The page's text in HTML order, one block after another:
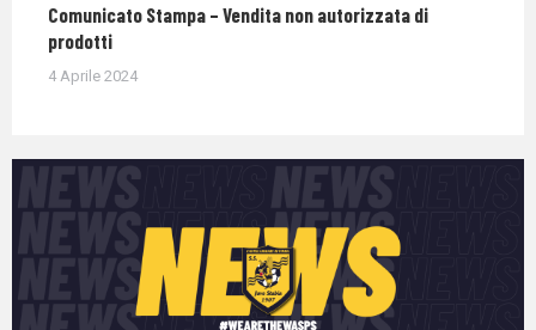
Comunicato Stampa – Vendita non autorizzata di
prodotti
4 Aprile 2024